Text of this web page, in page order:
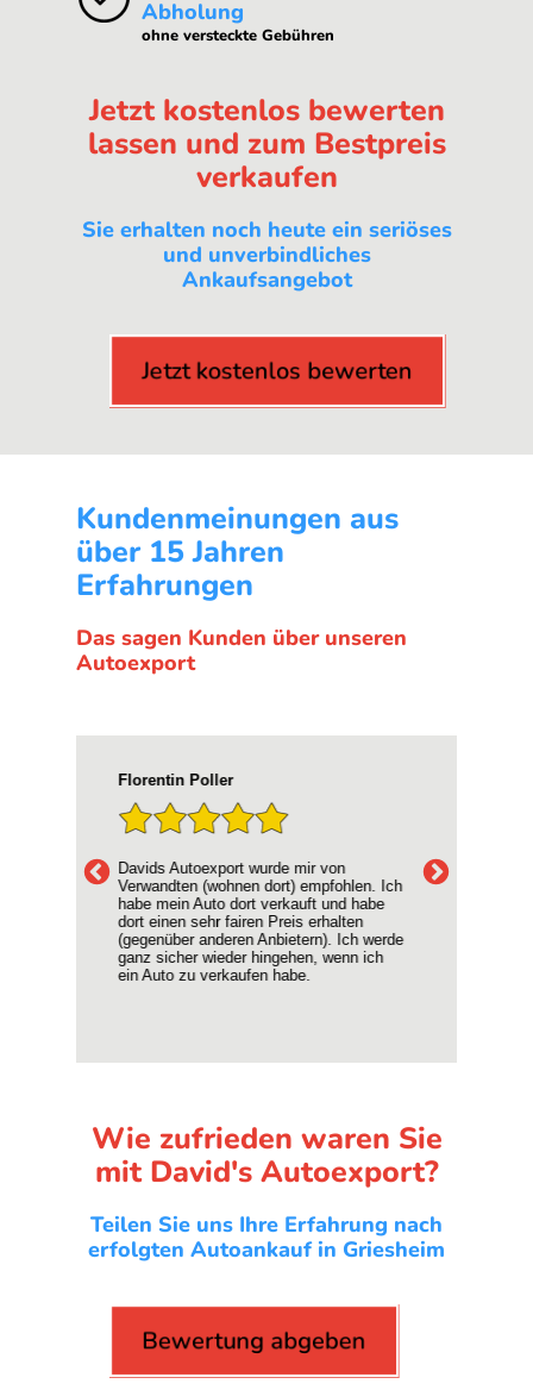
Abholung
ohne versteckte Gebühren
Jetzt kostenlos bewerten
lassen und zum Bestpreis
verkaufen
Sie erhalten noch heute ein seriöses
und unverbindliches
Ankaufsangebot
Jetzt kostenlos bewerten
Kundenmeinungen aus
über 15 Jahren
Erfahrungen
Das sagen Kunden über unseren
Autoexport
D. Schulte
War eine rundum gute Erfahrung. Die
Käufer waren sehr professionell und
freundlich. Der Preis für unser Auto war
absolut fair und die Abwicklung super
unkompliziert. Alles in allem sehr
empfehlenswert!!!
Wie zufrieden waren Sie
mit David's Autoexport?
Teilen Sie uns Ihre Erfahrung nach
erfolgten Autoankauf in Griesheim
Bewertung abgeben